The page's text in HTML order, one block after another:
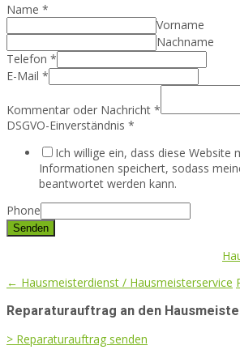
Name *
Vorname
Nachname
Telefon *
E-Mail *
Kommentar oder Nachricht *
DSGVO-Einverständnis *
Ich willige ein, dass diese Website
Informationen speichert, sodass
beantwortet werden kann.
Phone
Senden
Post
navigation
← Hausmeisterdienst / Hausmeisterservice
Reparaturauftrag an den
> Reparaturauftrag senden